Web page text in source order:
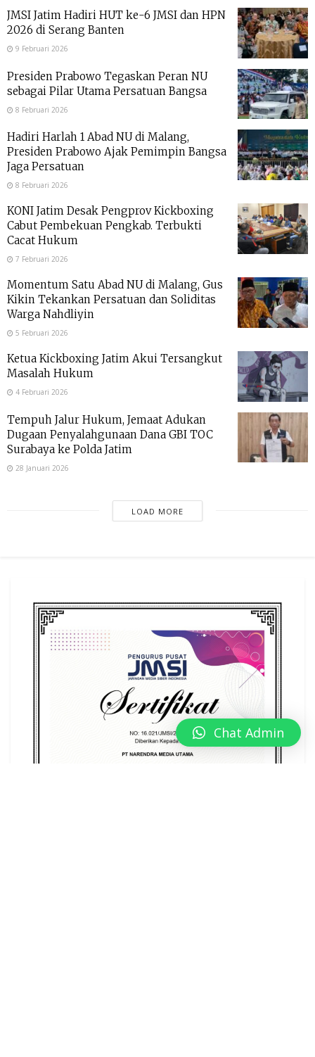
JMSI Jatim Hadiri HUT ke-6 JMSI dan HPN
2026 di Serang Banten
9 Februari 2026
Presiden Prabowo Tegaskan Peran NU
sebagai Pilar Utama Persatuan Bangsa
8 Februari 2026
Hadiri Harlah 1 Abad NU di Malang,
Presiden Prabowo Ajak Pemimpin Bangsa
Jaga Persatuan
8 Februari 2026
KONI Jatim Desak Pengprov Kickboxing
Cabut Pembekuan Pengkab. Terbukti
Cacat Hukum
7 Februari 2026
Momentum Satu Abad NU di Malang, Gus
Kikin Tekankan Persatuan dan Soliditas
Warga Nahdliyin
5 Februari 2026
Ketua Kickboxing Jatim Akui Tersangkut
Masalah Hukum
4 Februari 2026
Tempuh Jalur Hukum, Jemaat Adukan
Dugaan Penyalahgunaan Dana GBI TOC
Surabaya ke Polda Jatim
28 Januari 2026
LOAD MORE
Chat Admin